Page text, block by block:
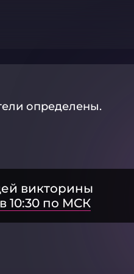
определены.
викторины
10:30 по МСК